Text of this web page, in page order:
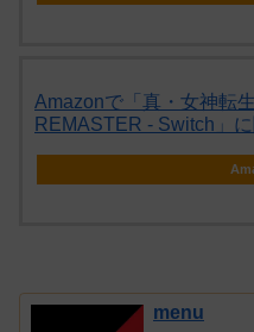
Amazonで「真・女神転
REMASTER - Switch」
menu